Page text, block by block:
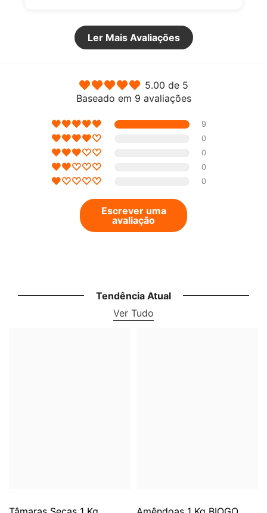
Ler Mais Avaliações
5.00 de 5
Baseado em 9 avaliações
9
0
0
0
0
Escrever uma
avaliação
Tendência Atual
Ver Tudo